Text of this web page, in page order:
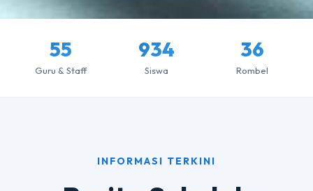
55
Guru & Staff
934
Siswa
36
Rombel
INFORMASI TERKINI